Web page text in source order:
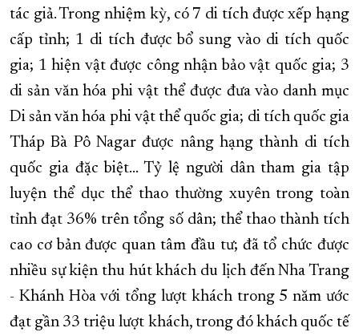
tác giả. Trong nhiệm kỳ, có 7 di tích được xếp hạng
cấp tỉnh; 1 di tích được bổ sung vào di tích quốc
gia; 1 hiện vật được công nhận bảo vật quốc gia; 3
di sản văn hóa phi vật thể được đưa vào danh mục
Di sản văn hóa phi vật thể quốc gia; di tích quốc gia
Tháp Bà Pô Nagar được nâng hạng thành di tích
quốc gia đặc biệt… Tỷ lệ người dân tham gia tập
luyện thể dục thể thao thường xuyên trong toàn
tỉnh đạt 36% trên tổng số dân; thể thao thành tích
cao cơ bản được quan tâm đầu tư; đã tổ chức được
nhiều sự kiện thu hút khách du lịch đến Nha Trang
- Khánh Hòa với tổng lượt khách trong 5 năm ước
đạt gần 33 triệu lượt khách, trong đó khách quốc tế